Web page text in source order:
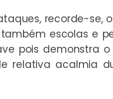
recorde-
escolas e
pois demonstra
relativa acalmia